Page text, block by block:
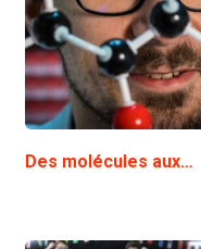
Des molécules aux…